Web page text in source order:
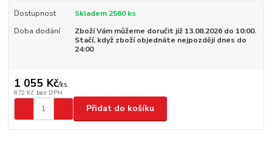
Dostupnost
Skladem 2560 ks
Doba dodání
Zboží Vám můžeme doručit již 13.08.2026 do 10:00.
Stačí, když zboží objednáte nejpozději dnes do
24:00
1 055 Kč/ks
872 Kč bez DPH
Přidat do košíku